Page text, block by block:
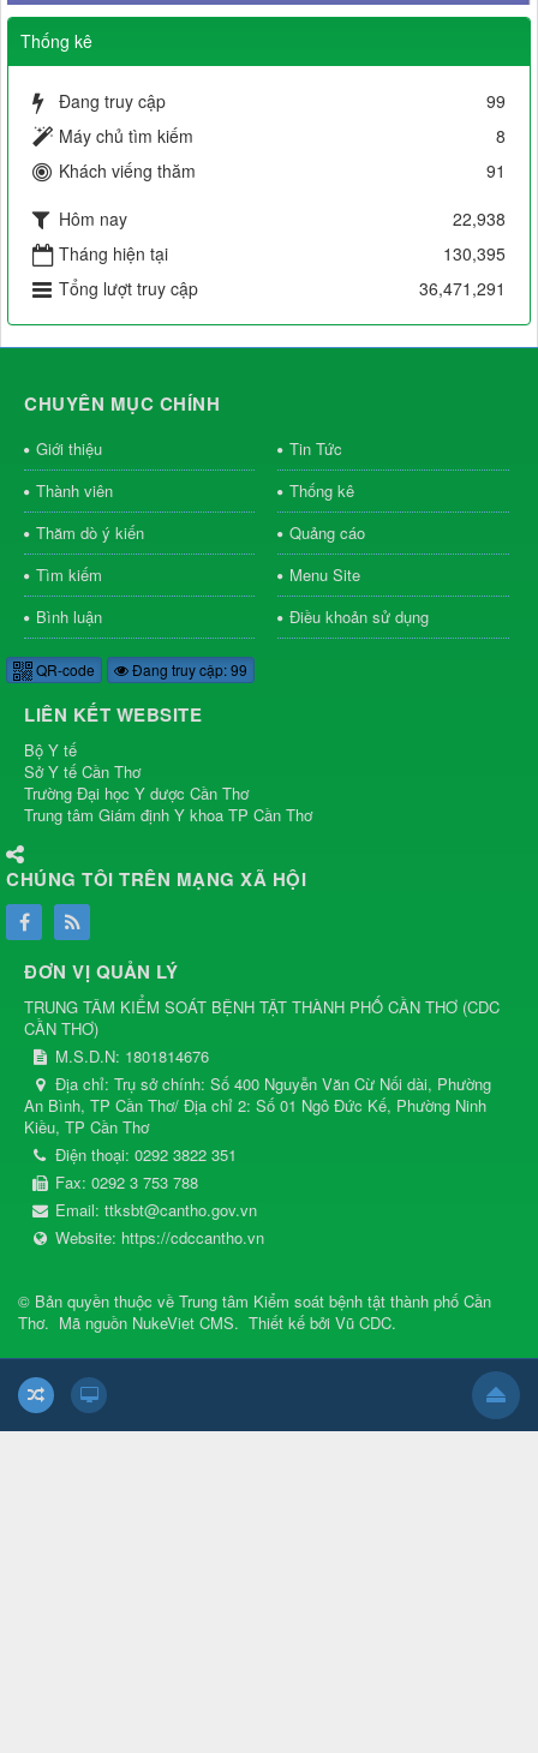
Thống kê
Đang truy cập
99
Máy chủ tìm kiếm
8
Khách viếng thăm
91
Hôm nay
22,938
Tháng hiện tại
130,395
Tổng lượt truy cập
36,471,291
CHUYÊN MỤC CHÍNH
Giới thiệu
Tin Tức
Thành viên
Thống kê
Thăm dò ý kiến
Quảng cáo
Tìm kiếm
Menu Site
Bình luận
Điều khoản sử dụng
QR-code Đang truy cập: 99
LIÊN KẾT WEBSITE
Bộ Y tế
Sở Y tế Cần Thơ
Trường Đại học Y dược Cần Thơ
Trung tâm Giám định Y khoa TP Cần Thơ
CHÚNG TÔI TRÊN MẠNG XÃ HỘI
ĐƠN VỊ QUẢN LÝ
TRUNG TÂM KIỂM SOÁT BỆNH TẬT THÀNH PHỐ CẦN THƠ (CDC
CẦN THƠ)
M.S.D.N: 1801814676
Địa chỉ: Trụ sở chính: Số 400 Nguyễn Văn Cừ Nối dài, Phường
An Bình, TP Cần Thơ/ Địa chỉ 2: Số 01 Ngô Đức Kế, Phường Ninh
Kiều, TP Cần Thơ
Điện thoại: 0292 3822 351
Fax: 0292 3 753 788
Email: ttksbt@cantho.gov.vn
Website: https://cdccantho.vn
© Bản quyền thuộc về Trung tâm Kiểm soát bệnh tật thành phố Cần
Thơ. Mã nguồn NukeViet CMS. Thiết kế bởi Vũ CDC.